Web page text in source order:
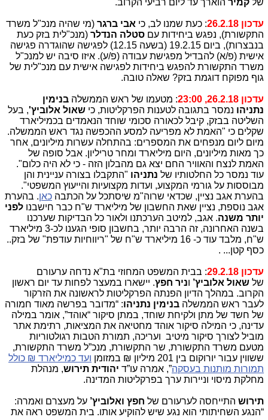
של קמיר הוארך עד ליום רביעי הקרוב.
עדכון 26.2.18 : כעת שמנו לב, כי אבי ברגר (מי שהיה מנכ"ל משרד
התקשורת), נפגש ביחידות עם סטלה הנדלר (מנכ"לית בזק כעת
בנבצרות), ביום 19.2.15 (בשעה 12.15) לפגישה שהוגדרה פגישה
אישית (פ/א) להבדיל מפגישת עבודה (פ/ע). איזו סיבה יש למנכ"ל
משרד התקשורת להפגש ביחידות לפגישה אישית עם מנכ"לית של
גוף מפוקח דוגמת בזק? שאלה טובה.
עדכון 26.2.18, 23:00 : מטעמו של ראש הממשלה בנימין
נתניהו נמסר בתגובה לטענות הפרקליטות, כי שאול אלוביץ', בעל
השליטה בבזק, קיבל לכאורה סכומי שוחד הנאמדים בכמיליארד
שקלים כי "האמת לא מפריעה למסע ההכפשה נגד ראש הממשלה.
מיום ליום מנפחים את המספרים: בהתחלה עשרות מיליונים, אחר
כך מאות מיליונים, היום מיליארד ומחר טריליון. אבל סופה של
האמת לנצח והאוויר החם יצא גם מהבלון הזה - כי לא היה כלום".
עוד נמסר כל החלטותיו של נתניהו "התקבלו בצורה עניינית והן
מבוססות על גורמי המקצוע, ועדות מקצועיות והייעוץ המשפטי".
בהערת אגב נציין, שכדאי שרוה"מ שיסתכל על הכתבה כאן. בהערת
אגב נוספת, נציין שאת החשבון של מיליארד ש"ח כבר חישבנו לפני
יותר משנה. אגב, למיטב הערכתנו ולאור כל הבדיקות שערכנו
בשנה האחרונה, זה הרבה יותר, בחשבון סופי הגענו לכ-3 מיליארד
ש"ח, מלבד עוד כ- 16 מיליארד ש"ח של "ריווחיות עודפת" של בזק..
כסף קטן... .
עדכון 29.2.18
: בבית המשפט המחוזי בת"א נדחה ערעורם
של שאול אלוביץ’ וניר חפץ. יישארו במעצר לפחות עד יום ראשון
הקרוב. במהלך הדיון הפנתה הפרקליטות לראשונה את הזרקור
לעבר ראש הממשלה בנימין נתניהו: “מדובר בפרשה מאוד חמורה
של חשד של מתן ולקיחת שוחד, במתן סיקור “אוהד”, אומר במילה
עדינה, כי המילה סיקור אוהד מחטיאה את המציאות, רתימת אתר
מוביל לצורך סיקור מיטיב ועריכה, תמורת הטבות רגולטוריות
מטעם משרד התקשורת, שר התקשורת, מנכ”ל משרד התקשורת,
ששווין עבור יורוקום בין 201 מיליון ₪ במזומן
ועד כמיליארד ₪ כולל
תמורות מותנות בעסקה”, אמרה עו”ד יהודית תירוש, מנהלת
מחלקת מיסוי וניירות ערך בפרקליטות המדינה.
תירוש התייחסה לערעורם של חפץ ואלוביץ’ על מעצרם ואמרה:
“הנגע השחיתותי הוא נגע שיש להוקיע אותו. בית המשפט ראה את